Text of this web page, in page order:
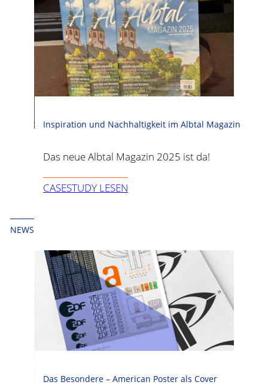
Inspiration und Nachhaltigkeit im Albtal Magazin
Das neue Albtal Magazin 2025 ist da!
CASESTUDY LESEN
NEWS
Das Besondere – American Poster als Cover